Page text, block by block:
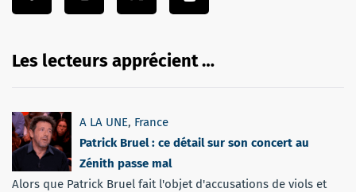
Les lecteurs apprécient …
A LA UNE, France
Patrick Bruel : ce détail sur son concert au
Zénith passe mal
Alors que Patrick Bruel fait l'objet d'accusations de viols et